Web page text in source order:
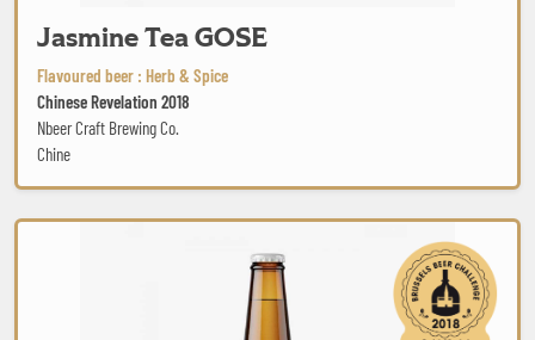
Jasmine Tea GOSE
Flavoured beer : Herb & Spice
Chinese Revelation 2018
Nbeer Craft Brewing Co.
Chine